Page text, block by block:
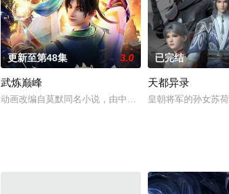
更新至第48集 3.0
武炼巅峰
动画改编自莫默同名小说，由中影年年制作，企鹅影视阅
已完结
天都异录
皇朝将军的孙女苏